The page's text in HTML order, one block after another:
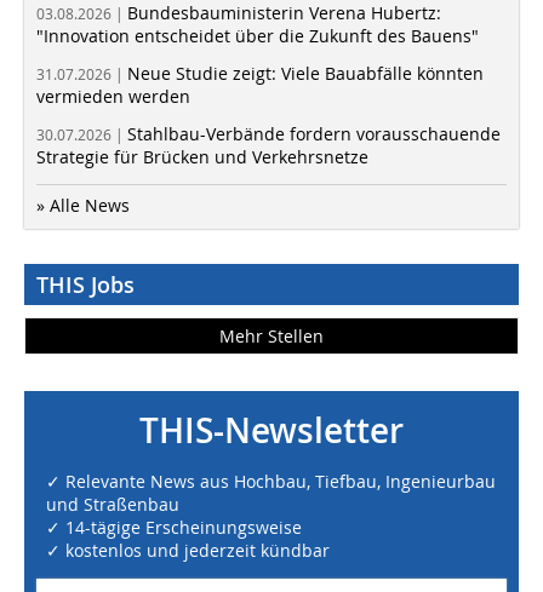
03.08.2026 | Bundesbauministerin Verena Hubertz:
"Innovation entscheidet über die Zukunft des Bauens"
31.07.2026 | Neue Studie zeigt: Viele Bauabfälle könnten
vermieden werden
30.07.2026 | Stahlbau-Verbände fordern vorausschauende
Strategie für Brücken und Verkehrsnetze
» Alle News
THIS Jobs
Mehr Stellen
THIS-Newsletter
✓ Relevante News aus Hochbau, Tiefbau, Ingenieurbau
und Straßenbau
✓ 14-tägige Erscheinungsweise
✓ kostenlos und jederzeit kündbar